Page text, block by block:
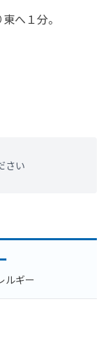
東へ １分。
さい
ルギー